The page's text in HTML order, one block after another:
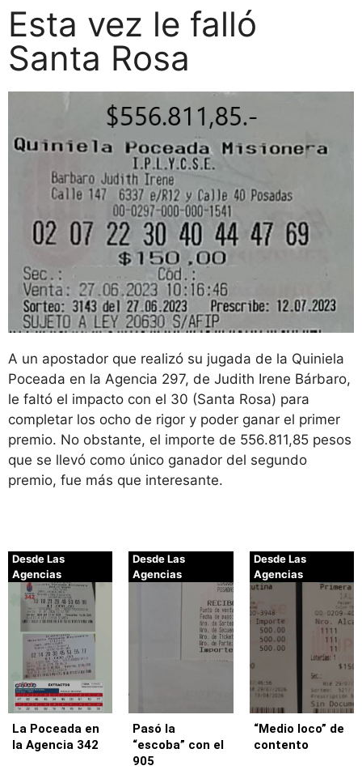
Esta vez le falló
Santa Rosa
A un apostador que realizó su jugada de la Quiniela
Poceada en la Agencia 297, de Judith Irene Bárbaro,
le faltó el impacto con el 30 (Santa Rosa) para
completar los ocho de rigor y poder ganar el primer
premio. No obstante, el importe de 556.811,85 pesos
que se llevó como único ganador del segundo
premio, fue más que interesante.
Desde Las
Agencias
La Poceada en
la Agencia 342
Desde Las
Agencias
Pasó la
“escoba” con el
905
Desde Las
Agencias
“Medio loco” de
contento